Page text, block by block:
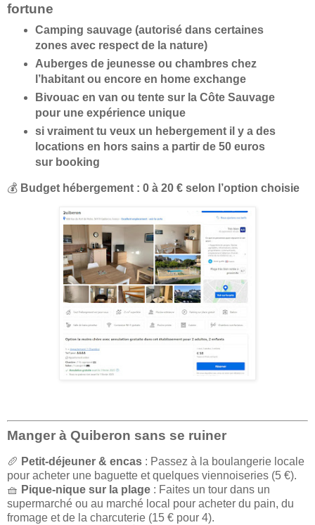
fortune
Camping sauvage (autorisé dans certaines
zones avec respect de la nature)
Auberges de jeunesse ou chambres chez
l’habitant ou encore en home exchange
Bivouac en van ou tente sur la Côte Sauvage
pour une expérience unique
si vraiment tu veux un hebergement il y a des
locations en hors sains a partir de 50 euros
sur booking
💰 Budget hébergement : 0 à 20 € selon l’option choisie
Manger à Quiberon sans se ruiner
🥖 Petit-déjeuner & encas : Passez à la boulangerie locale
pour acheter une baguette et quelques viennoiseries (5 €).
🧺 Pique-nique sur la plage : Faites un tour dans un
supermarché ou au marché local pour acheter du pain, du
fromage et de la charcuterie (15 € pour 4).